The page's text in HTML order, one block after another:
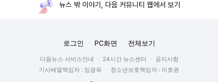
뉴스 밖 이야기, 다음 커뮤니티 웹에서 보기
로그인 PC화면 전체보기
다음뉴스 서비스안내 24시간 뉴스센터
공지사항
기사배열책임자 : 임광욱
청소년보호책임자 : 이호원